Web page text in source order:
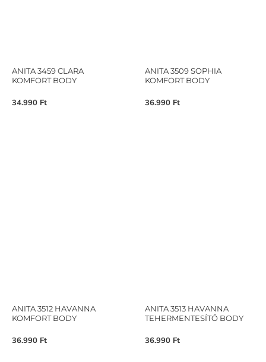
ANITA 3459 CLARA
KOMFORT BODY
34.990 Ft
ANITA 3509 SOPHIA
KOMFORT BODY
36.990 Ft
ANITA 3512 HAVANNA
KOMFORT BODY
36.990 Ft
ANITA 3513 HAVANNA
TEHERMENTESÍTŐ BODY
36.990 Ft